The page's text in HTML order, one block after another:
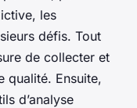
les
défis. Tout
de collecter et
qualité. Ensuite,
d’analyse